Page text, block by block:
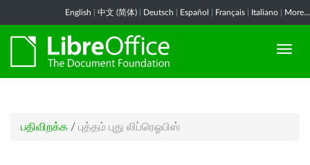
English 中文 (简体) Deutsch Español Français Italiano More...
பதிவிறக்க / புத்தம் புது லிப்ரெஓபிஸ்